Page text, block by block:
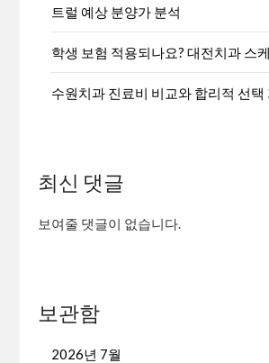
트럴 예상 분양가 분석
학생 보험 적용되나요? 대전치과 스
수원치과 진료비 비교와 합리적 선택
최신 댓글
보여줄 댓글이 없습니다.
보관함
2026년 7월